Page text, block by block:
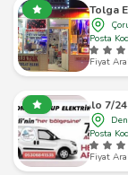
Tolga
Posta
Fiyat
Alo 7/24
Posta
Fiyat